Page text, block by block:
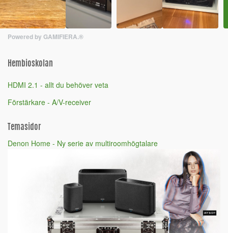
Powered by GAMIFIERA.®
Hembioskolan
HDMI 2.1 - allt du behöver veta
Förstärkare - A/V-receiver
Temasidor
Denon Home - Ny serie av multiroomhögtalare